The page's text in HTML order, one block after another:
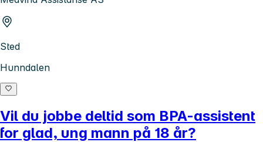
Sted
Hunndalen
Vil du jobbe deltid som BPA-assistent
for glad, ung mann på 18 år?